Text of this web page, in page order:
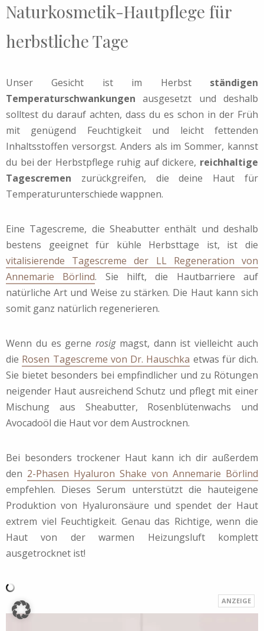
Naturkosmetik-Hautpflege für
herbstliche Tage
Unser Gesicht ist im Herbst ständigen
Temperaturschwankungen ausgesetzt und deshalb
solltest du darauf achten, dass du es schon in der Früh
mit genügend Feuchtigkeit und leicht fettenden
Inhaltsstoffen versorgst. Anders als im Sommer, kannst
du bei der Herbstpflege ruhig auf dickere, reichhaltige
Tagescremen zurückgreifen, die deine Haut für
Temperaturunterschiede wappnen.
Eine Tagescreme, die Sheabutter enthält und deshalb
bestens geeignet für kühle Herbsttage ist, ist die
vitalisierende Tagescreme der LL Regeneration von
Annemarie Börlind. Sie hilft, die Hautbarriere auf
natürliche Art und Weise zu stärken. Die Haut kann sich
somit ganz natürlich regenerieren.
Wenn du es gernerosigmagst, dann ist vielleicht auch
die Rosen Tagescreme von Dr. Hauschka etwas für dich.
Sie bietet besonders bei empfindlicher und zu Rötungen
neigender Haut ausreichend Schutz und pflegt mit einer
Mischung aus Sheabutter, Rosenblütenwachs und
Avocadoöl die Haut vor dem Austrocknen.
Bei besonders trockener Haut kann ich dir außerdem
den 2-Phasen Hyaluron Shake von Annemarie Börlind
empfehlen. Dieses Serum unterstützt die hauteigene
Produktion von Hyaluronsäure und spendet der Haut
extrem viel Feuchtigkeit. Genau das Richtige, wenn die
Haut von der warmen Heizungsluft komplett
ausgetrocknet ist!